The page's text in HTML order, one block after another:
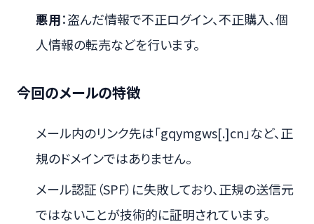
悪用：盗んだ情報で不正ログイン、不正購入、個
人情報の転売などを行います。
今回のメールの特徴
メール内のリンク先は「gqymgws[.]cn」など、正
規のドメインではありません。
メール認証（SPF）に失敗しており、正規の送信元
ではないことが技術的に証明されています。